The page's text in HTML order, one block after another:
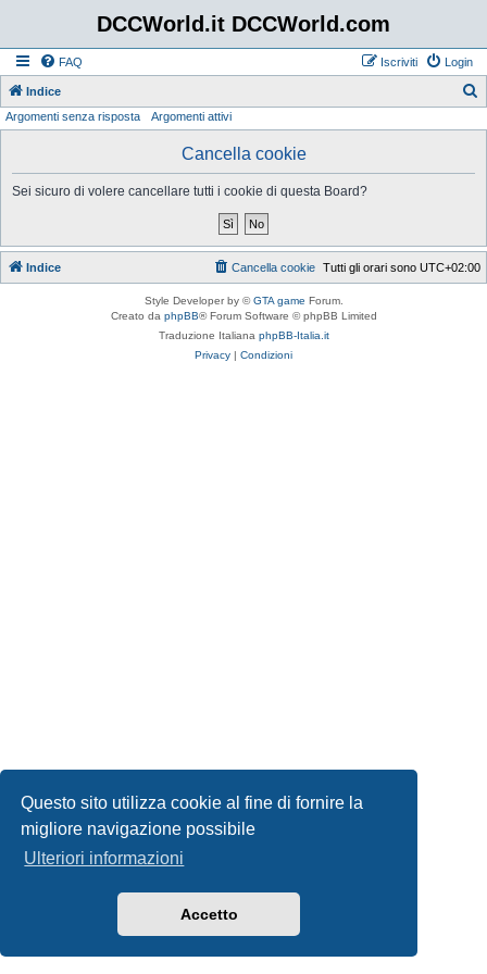
Questo sito utilizza cookie al fine di fornire la
migliore navigazione possibile
Ulteriori informazioni
Accetto
DCCWorld.it DCCWorld.com
FAQ Login
Iscriviti
Indice
Argomenti senza risposta Argomenti attivi
Cancella cookie
Sei sicuro di volere cancellare tutti i cookie di questa Board?
Indice Tutti gli orari sono UTC+02:00
Cancella cookie
Style Developer by ©GTA game Forum.
Creato da phpBB® Forum Software © phpBB Limited
Traduzione Italiana phpBB-Italia.it
Privacy | Condizioni